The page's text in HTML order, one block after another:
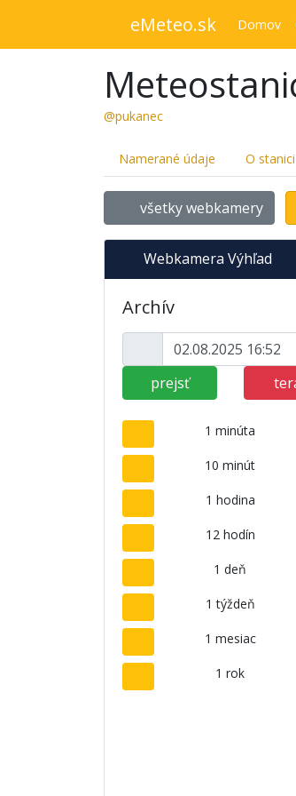
eMeteo.sk Domov
@pukanec
Namerané údaje O stanici
všetky webkamery
Webkamera Výhľad
Archív
prejsť
1 minúta
10 minút
1 hodina
12 hodín
1 deň
1 týždeň
1 mesiac
1 rok